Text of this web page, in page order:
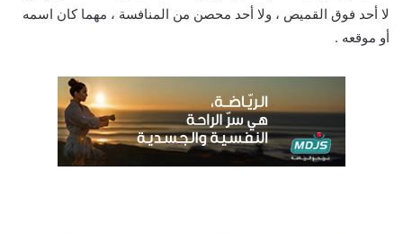
لا أحد فوق القميص ، ولا أحد محصن من المنافسة ، مهما كان اسمه
أو موقعه .